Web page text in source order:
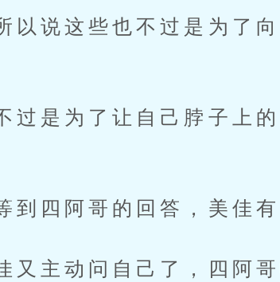
这些也不过是为了向
为了让自己脖子上的
阿哥的回答，美佳有
动问自己了，四阿哥